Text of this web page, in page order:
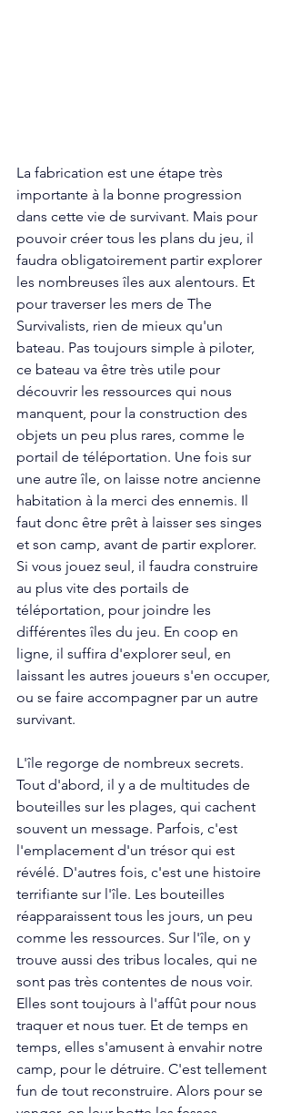
La fabrication est une étape très
importante à la bonne progression
dans cette vie de survivant. Mais pour
pouvoir créer tous les plans du jeu, il
faudra obligatoirement partir explorer
les nombreuses îles aux alentours. Et
pour traverser les mers de The
Survivalists, rien de mieux qu'un
bateau. Pas toujours simple à piloter,
ce bateau va être très utile pour
découvrir les ressources qui nous
manquent, pour la construction des
objets un peu plus rares, comme le
portail de téléportation. Une fois sur
une autre île, on laisse notre ancienne
habitation à la merci des ennemis. Il
faut donc être prêt à laisser ses singes
et son camp, avant de partir explorer.
Si vous jouez seul, il faudra construire
au plus vite des portails de
téléportation, pour joindre les
différentes îles du jeu. En coop en
ligne, il suffira d'explorer seul, en
laissant les autres joueurs s'en occuper,
ou se faire accompagner par un autre
survivant.
L'île regorge de nombreux secrets.
Tout d'abord, il y a de multitudes de
bouteilles sur les plages, qui cachent
souvent un message. Parfois, c'est
l'emplacement d'un trésor qui est
révélé. D'autres fois, c'est une histoire
terrifiante sur l'île. Les bouteilles
réapparaissent tous les jours, un peu
comme les ressources. Sur l'île, on y
trouve aussi des tribus locales, qui ne
sont pas très contentes de nous voir.
Elles sont toujours à l'affût pour nous
traquer et nous tuer. Et de temps en
temps, elles s'amusent à envahir notre
camp, pour le détruire. C'est tellement
fun de tout reconstruire. Alors pour se